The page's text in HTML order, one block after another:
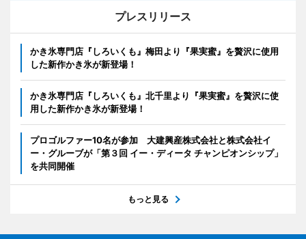
プレスリリース
かき氷専門店『しろいくも』梅田より『果実蜜』を贅沢に使用
した新作かき氷が新登場！
かき氷専門店『しろいくも』北千里より『果実蜜』を贅沢に使
用した新作かき氷が新登場！
プロゴルファー10名が参加 大建興産株式会社と株式会社イ
ー・グルーブが「第３回 イー・ディータ チャンピオンシップ」
を共同開催
もっと見る